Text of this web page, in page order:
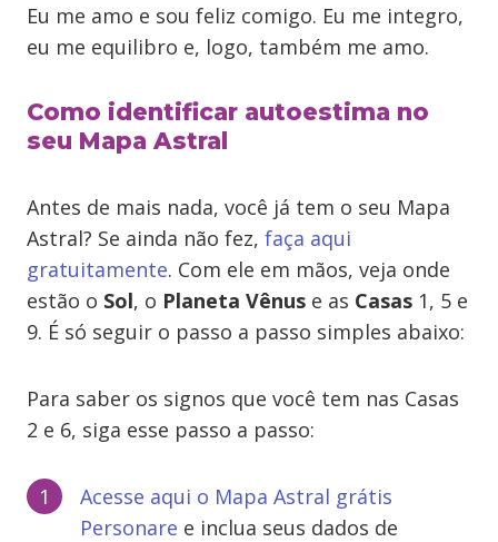
Eu me amo e sou feliz comigo. Eu me integro,
eu me equilibro e, logo, também me amo.
Como identificar autoestima no
seu Mapa Astral
Antes de mais nada, você já tem o seu Mapa
Astral? Se ainda não fez, faça aqui
gratuitamente. Com ele em mãos, veja onde
estão o Sol, o Planeta Vênus e as Casas 1, 5 e
9. É só seguir o passo a passo simples abaixo:
Para saber os signos que você tem nas Casas
2 e 6, siga esse passo a passo:
Acesse aqui o Mapa Astral grátis
Personare e inclua seus dados de